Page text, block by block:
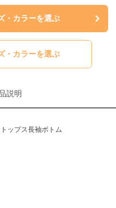
・カラーを選ぶ
・カラーを選ぶ
説明
ップス長袖ボトム